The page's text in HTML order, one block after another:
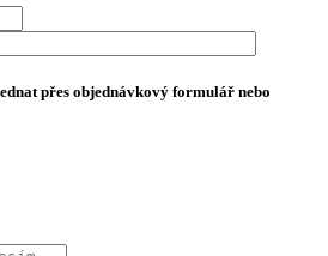
přes objednávkový formulář nebo